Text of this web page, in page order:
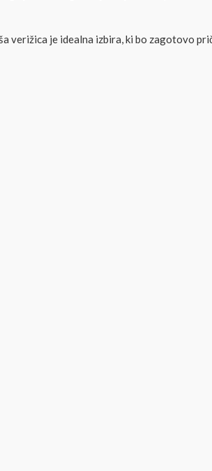
verižica je idealna izbira, ki bo zagotovo